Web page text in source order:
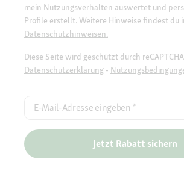
mein Nutzungsverhalten auswertet und
Profile erstellt. Weitere Hinweise findest du
Datenschutzhinweisen.
Diese Seite wird geschützt durch
Datenschutzerklärung -
E-Mail-Adresse eingeben *
Jetzt Rabatt sichern